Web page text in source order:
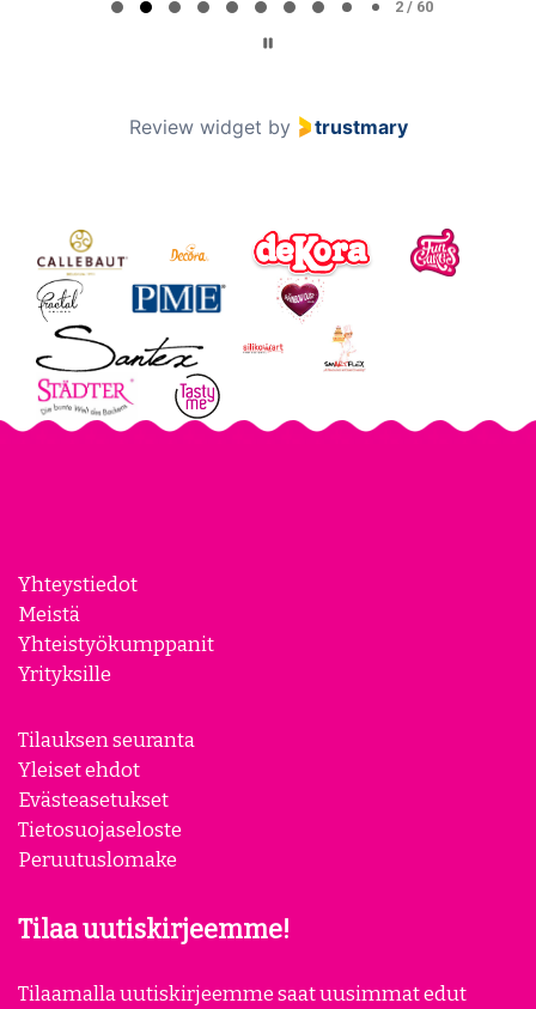
2 / 60
Review widget by trustmary
Yhteystiedot
Meistä
Yhteistyökumppanit
Yrityksille
Tilauksen seuranta
Yleiset ehdot
Evästeasetukset
Tietosuojaseloste
Peruutuslomake
Tilaa uutiskirjeemme!
Tilaamalla uutiskirjeemme saat uusimmat edut